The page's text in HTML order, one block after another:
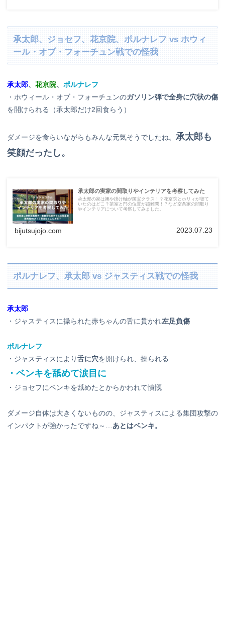
承太郎、ジョセフ、花京院、ポルナレフ vs ホウィ
ール・オブ・フォーチュン戦での怪我
承太郎、 花京院、 ポルナレフ
・ホウィール・オブ・フォーチュンのガソリン弾で全身に穴状の傷
を開けられる（承太郎だけ2回食らう）
ダメージを食らいながらもみんな元気そうでしたね。 承太郎も
笑顔だったし。
承太郎の実家の間取りやインテリアを考察してみた
承太郎の家は襖や掛け軸が国宝クラス！？花京院とホリィが寝て
いたのはどこ？茶室と門の位置が超難問！？など空条家の間取り
やインテリアについて考察してみました。
bijutsujojo.com 2023.07.23
ポルナレフ、承太郎 vs ジャスティス戦での怪我
承太郎
・ジャスティスに操られた赤ちゃんの舌に貫かれ左足負傷
ポルナレフ
・ジャスティスにより舌に穴を開けられ、操られる
・ベンキを舐めて涙目に
・ジョセフにベンキを舐めたとからかわれて憤慨
ダメージ自体は大きくないものの、ジャスティスによる集団攻撃の
インパクトが強かったですね～… あとはベンキ。